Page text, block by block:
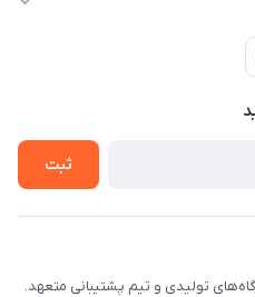
ثبت
تولیدی و تیم پشتیبانی متعهد.